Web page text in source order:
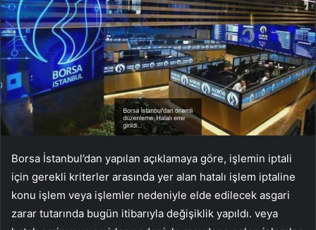
Borsa İstanbul’dan yapılan açıklamaya göre, işlemin iptali
için gerekli kriterler arasında yer alan hatalı işlem iptaline
konu işlem veya işlemler nedeniyle elde edilecek asgari
zarar tutarında bugün itibarıyla değişiklik yapıldı. veya